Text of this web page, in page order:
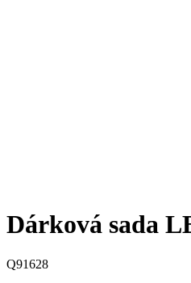
Dárková sada
Q91628